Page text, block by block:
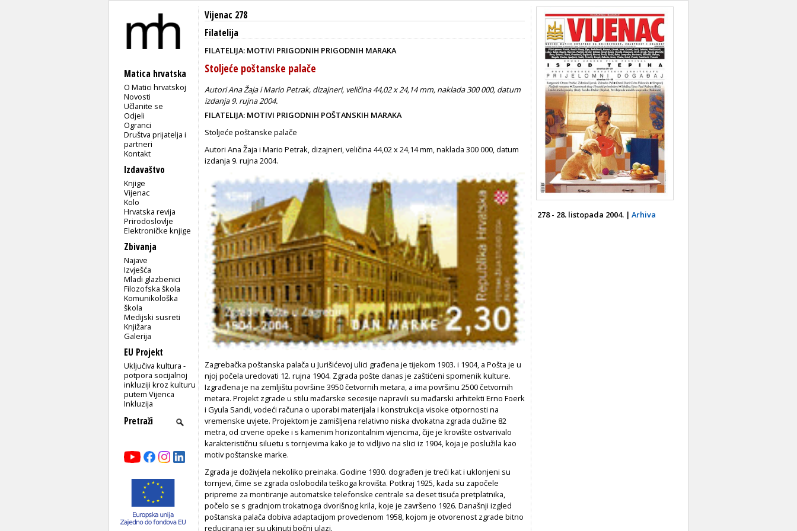
Matica hrvatska
O Matici hrvatskoj
Novosti
Učlanite se
Odjeli
Ogranci
Društva prijatelja i
partneri
Kontakt
Izdavaštvo
Knjige
Vijenac
Kolo
Hrvatska revija
Prirodoslovlje
Elektroničke knjige
Zbivanja
Najave
Izvješća
Mladi glazbenici
Filozofska škola
Komunikološka
škola
Medijski susreti
Knjižara
Galerija
EU Projekt
Uključiva kultura -
potpora socijalnoj
inkluziji kroz kulturu
putem Vijenca
Inkluzija
Vijenac 278
Filatelija
FILATELIJA: MOTIVI PRIGODNIH PRIGODNIH MARAKA
Stoljeće poštanske palače
Autori Ana Žaja i Mario Petrak, dizajneri, veličina 44,02 x 24,14 mm, naklada 300 000, datum
izdanja 9. rujna 2004.
FILATELIJA: MOTIVI PRIGODNIH POŠTANSKIH MARAKA
Stoljeće poštanske palače
Autori Ana Žaja i Mario Petrak, dizajneri, veličina 44,02 x 24,14 mm, naklada 300 000, datum
izdanja 9. rujna 2004.
Zagrebačka poštanska palača u Jurišićevoj ulici građena je tijekom 1903. i 1904, a Pošta je u
njoj počela uredovati 12. rujna 1904. Zgrada pošte danas je zaštićeni spomenik kulture.
Izgrađena je na zemljištu površine 3950 četvornih metara, a ima površinu 2500 četvornih
metara. Projekt zgrade u stilu mađarske secesije napravili su mađarski arhitekti Erno Foerk
i Gyula Sandi, vodeći računa o uporabi materijala i konstrukcija visoke otpornosti na
vremenske uvjete. Projektom je zamišljena relativno niska dvokatna zgrada dužine 82
metra, od crvene opeke i s kamenim horizontalnim vijencima, čije je krovište ostvarivalo
karakterističnu siluetu s tornjevima kako je to vidljivo na slici iz 1904, koja je poslužila kao
motiv poštanske marke.
Zgrada je doživjela nekoliko preinaka. Godine 1930. dograđen je treći kat i uklonjeni su
tornjevi, čime se zgrada oslobodila teškoga krovišta. Potkraj 1925, kada su započele
pripreme za montiranje automatske telefonske centrale sa deset tisuća pretplatnika,
počelo se s gradnjom trokatnoga dvorišnog krila, koje je završeno 1926. Današnji izgled
poštanska palača dobiva adaptacijom provedenom 1958, kojom je otvorenost zgrade bitno
reducirana jer su ukinuti bočni ulazi.
278 - 28. listopada 2004. | Arhiva